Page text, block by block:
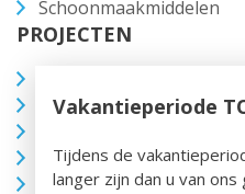
Vakantieperiode
Tijdens de
langer zijn dan u van
Schoonmaakmiddelen
PROJECTEN
Rondvaartboten Lovers
Funcraft
Brandsma Vlet